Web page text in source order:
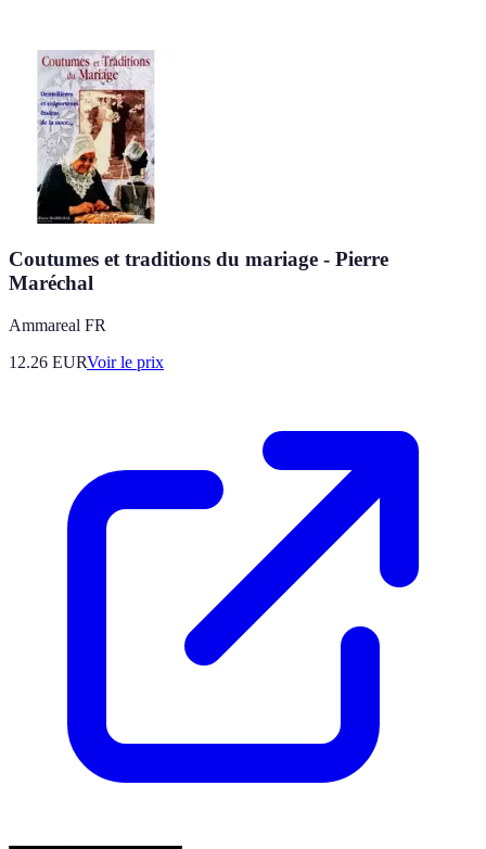
Coutumes et traditions du mariage - Pierre
Maréchal
Ammareal FR
12.26 EURVoir le prix